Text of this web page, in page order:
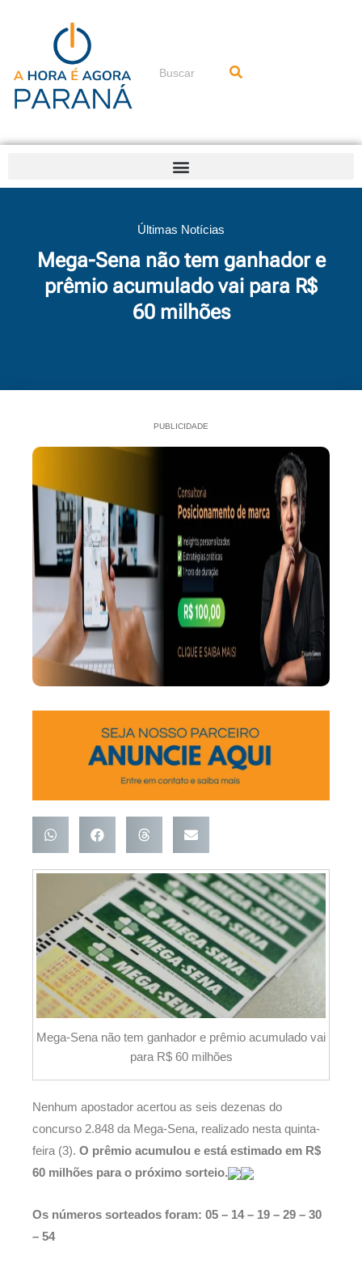
conteúdo
Pesquisar
Últimas Notícias
Mega-Sena não tem ganhador e
prêmio acumulado vai para R$
60 milhões
PUBLICIDADE
Mega-Sena não tem ganhador e prêmio acumulado vai
para R$ 60 milhões
Nenhum apostador acertou as seis dezenas do
concurso 2.848 da Mega-Sena, realizado nesta quinta-
feira (3). O prêmio acumulou e está estimado em R$
60 milhões para o próximo sorteio.
Os números sorteados foram: 05 – 14 – 19 – 29 – 30
– 54